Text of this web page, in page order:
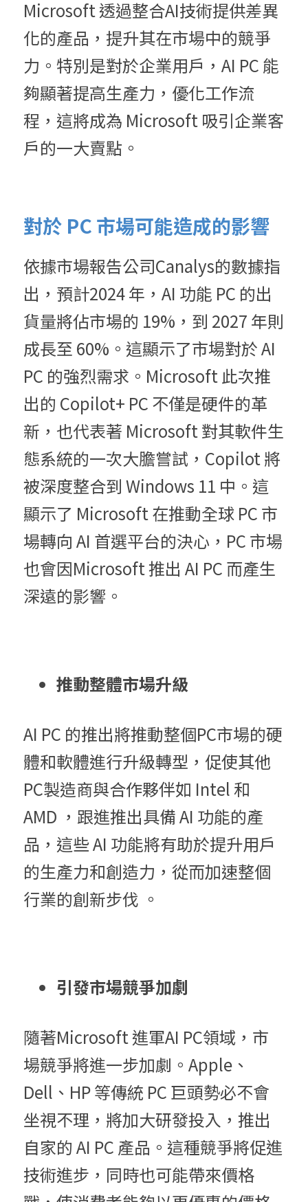
Microsoft 透過整合AI技術提供差異
化的產品，提升其在市場中的競爭
力。特別是對於企業用戶，AI PC 能
夠顯著提高生產力，優化工作流
程，這將成為 Microsoft 吸引企業客
戶的一大賣點。
對於 PC 市場可能造成的影響
依據市場報告公司Canalys的數據指
出，預計2024 年，AI 功能 PC 的出
貨量將佔市場的 19%，到 2027 年則
成長至 60%。這顯示了市場對於 AI
PC 的強烈需求。Microsoft 此次推
出的 Copilot+ PC 不僅是硬件的革
新，也代表著 Microsoft 對其軟件生
態系統的一次大膽嘗試，Copilot 將
被深度整合到 Windows 11 中。這
顯示了 Microsoft 在推動全球 PC 市
場轉向 AI 首選平台的決心，PC 市場
也會因Microsoft 推出 AI PC 而產生
深遠的影響。
推動整體市場升級
AI PC 的推出將推動整個PC市場的硬
體和軟體進行升級轉型，促使其他
PC製造商與合作夥伴如 Intel 和
AMD ，跟進推出具備 AI 功能的產
品，這些 AI 功能將有助於提升用戶
的生產力和創造力，從而加速整個
行業的創新步伐 。
引發市場競爭加劇
隨著Microsoft 進軍AI PC領域，市
場競爭將進一步加劇。Apple、
Dell、HP 等傳統 PC 巨頭勢必不會
坐視不理，將加大研發投入，推出
自家的 AI PC 產品。這種競爭將促進
技術進步，同時也可能帶來價格